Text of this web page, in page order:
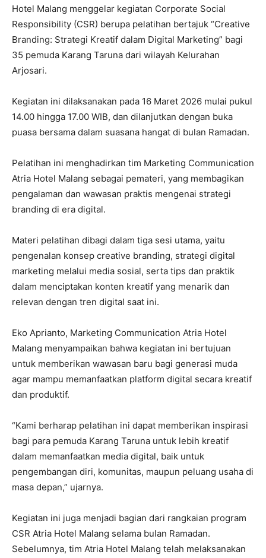
Hotel Malang menggelar kegiatan Corporate Social
Responsibility (CSR) berupa pelatihan bertajuk “Creative
Branding: Strategi Kreatif dalam Digital Marketing” bagi
35 pemuda Karang Taruna dari wilayah Kelurahan
Arjosari.
Kegiatan ini dilaksanakan pada 16 Maret 2026 mulai pukul
14.00 hingga 17.00 WIB, dan dilanjutkan dengan buka
puasa bersama dalam suasana hangat di bulan Ramadan.
Pelatihan ini menghadirkan tim Marketing Communication
Atria Hotel Malang sebagai pemateri, yang membagikan
pengalaman dan wawasan praktis mengenai strategi
branding di era digital.
Materi pelatihan dibagi dalam tiga sesi utama, yaitu
pengenalan konsep creative branding, strategi digital
marketing melalui media sosial, serta tips dan praktik
dalam menciptakan konten kreatif yang menarik dan
relevan dengan tren digital saat ini.
Eko Aprianto, Marketing Communication Atria Hotel
Malang menyampaikan bahwa kegiatan ini bertujuan
untuk memberikan wawasan baru bagi generasi muda
agar mampu memanfaatkan platform digital secara kreatif
dan produktif.
“Kami berharap pelatihan ini dapat memberikan inspirasi
bagi para pemuda Karang Taruna untuk lebih kreatif
dalam memanfaatkan media digital, baik untuk
pengembangan diri, komunitas, maupun peluang usaha di
masa depan,” ujarnya.
Kegiatan ini juga menjadi bagian dari rangkaian program
CSR Atria Hotel Malang selama bulan Ramadan.
Sebelumnya, tim Atria Hotel Malang telah melaksanakan